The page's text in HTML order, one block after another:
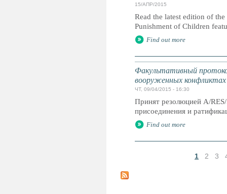
15/АПР/2015
Read the latest edition of
Punishment of Children
Find out more
Факультативный
вооруженных конфликтах
ЧТ, 09/04/2015 - 16:30
Принят резолюцией A/
присоединения и
Find out more
т
1 2 3